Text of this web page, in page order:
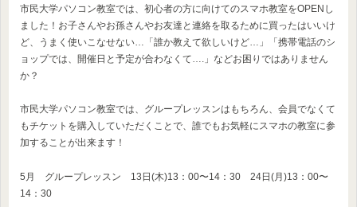
市民大学パソコン教室では、初心者の方に向けてのスマホ教室をOPENし
ました！お子さんやお孫さんやお友達と連絡を取るために買ったはいいけ
ど、うまく使いこなせない…「誰か教えて欲しいけど…」「携帯電話のシ
ョップでは、開催日と予定が合わなくて….」などお困りではありません
か？
市民大学パソコン教室では、グループレッスンはもちろん、会員でなくて
もチケットを購入していただくことで、誰でもお気軽にスマホの教室に参
加することが出来ます！
5月 グループレッスン 13日(木)13：00〜14：30 24日(月)13：00〜
14：30